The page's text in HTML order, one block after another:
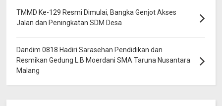
TMMD Ke-129 Resmi Dimulai, Bangka Genjot Akses
Jalan dan Peningkatan SDM Desa
Dandim 0818 Hadiri Sarasehan Pendidikan dan
Resmikan Gedung L.B Moerdani SMA Taruna Nusantara
Malang